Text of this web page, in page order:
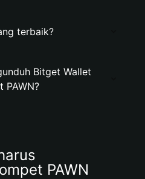
terbaik?
Bitget Wallet
PAWN?
PAWN